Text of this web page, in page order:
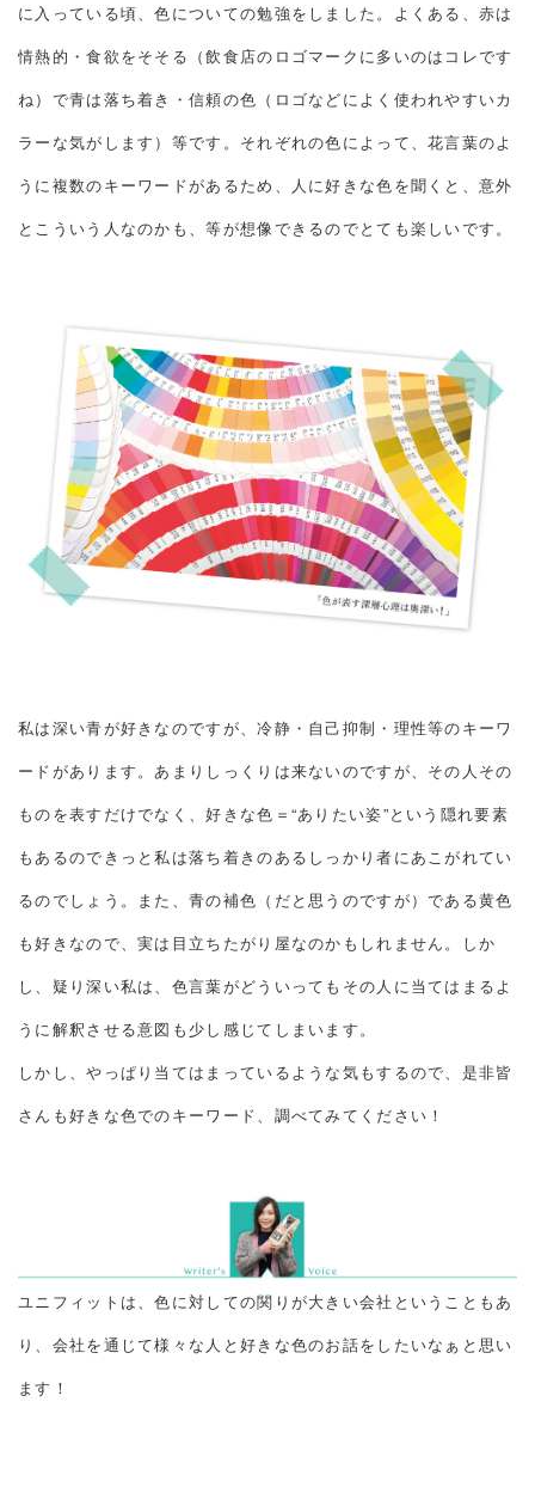
に入っている頃、色についての勉強をしました。よくある、赤は
情熱的・食欲をそそる（飲食店のロゴマークに多いのはコレです
ね）で青は落ち着き・信頼の色（ロゴなどによく使われやすいカ
ラーな気がします）等です。それぞれの色によって、花言葉のよ
うに複数のキーワードがあるため、人に好きな色を聞くと、意外
とこういう人なのかも、等が想像できるのでとても楽しいです。
私は深い青が好きなのですが、冷静・自己抑制・理性等のキーワ
ードがあります。あまりしっくりは来ないのですが、その人その
ものを表すだけでなく、好きな色＝“ありたい姿”という隠れ要素
もあるのできっと私は落ち着きのあるしっかり者にあこがれてい
るのでしょう。また、青の補色（だと思うのですが）である黄色
も好きなので、実は目立ちたがり屋なのかもしれません。しか
し、疑り深い私は、色言葉がどういってもその人に当てはまるよ
うに解釈させる意図も少し感じてしまいます。
しかし、やっぱり当てはまっているような気もするので、是非皆
さんも好きな色でのキーワード、調べてみてください！
ユニフィットは、色に対しての関りが大きい会社ということもあ
り、会社を通じて様々な人と好きな色のお話をしたいなぁと思い
ます！